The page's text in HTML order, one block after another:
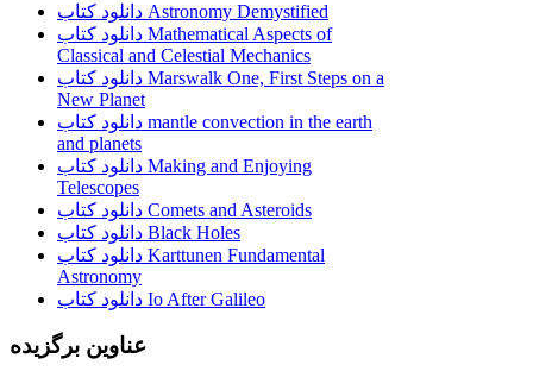
دانلود کتاب Astronomy Demystified
دانلود کتاب Mathematical Aspects of
Classical and Celestial Mechanics
دانلود کتاب Marswalk One, First Steps on a
New Planet
دانلود کتاب mantle convection in the earth
and planets
دانلود کتاب Making and Enjoying
Telescopes
دانلود کتاب Comets and Asteroids
دانلود کتاب Black Holes
دانلود کتاب Karttunen Fundamental
Astronomy
دانلود کتاب Io After Galileo
عناوین برگزیده